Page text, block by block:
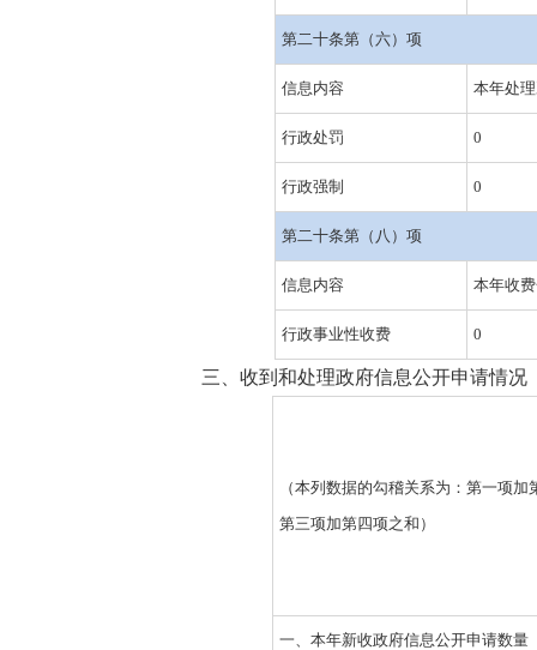
第二十条第（六）项
信息内容 本年处
行政处罚 0
行政强制 0
第二十条第（八）项
信息内容 本年收
行政事业性收费 0
三、收到和处理政府信息公开申请情况
（本列数据的勾稽关系为：第一项加
第三项加第四项之和）
一、本年新收政府信息公开申请数量